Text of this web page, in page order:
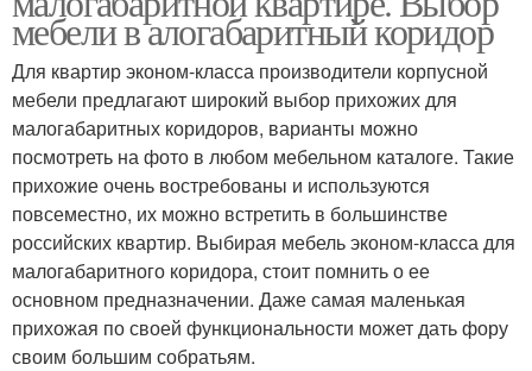
мебели в алогабаритный коридор
Для квартир эконом-класса производители корпусной
мебели предлагают широкий выбор прихожих для
малогабаритных коридоров, варианты можно
посмотреть на фото в любом мебельном каталоге. Такие
прихожие очень востребованы и используются
повсеместно, их можно встретить в большинстве
российских квартир. Выбирая мебель эконом-класса для
малогабаритного коридора, стоит помнить о ее
основном предназначении. Даже самая маленькая
прихожая по своей функциональности может дать фору
своим большим собратьям.